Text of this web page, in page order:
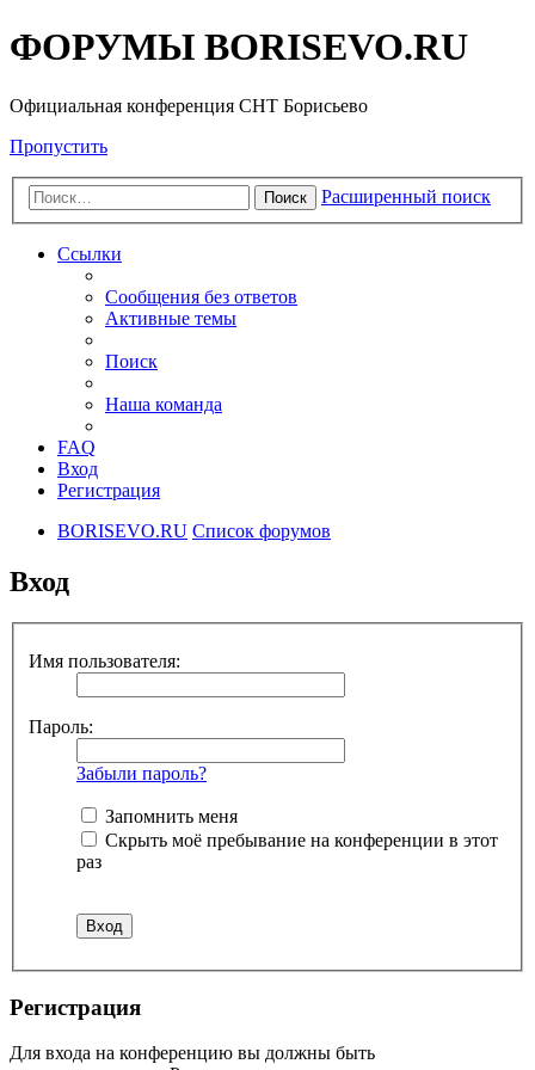
ФОРУМЫ BORISEVO.RU
Официальная конференция СНТ Борисьево
Пропустить
Поиск Расширенный поиск
Ссылки
Сообщения без ответов
Активные темы
Поиск
Наша команда
FAQ
Вход
Регистрация
BORISEVO.RU Список форумов
Вход
Имя пользователя:
Пароль:
Забыли пароль?
Запомнить меня
Скрыть моё пребывание на конференции в этот
раз
Регистрация
Для входа на конференцию вы должны быть